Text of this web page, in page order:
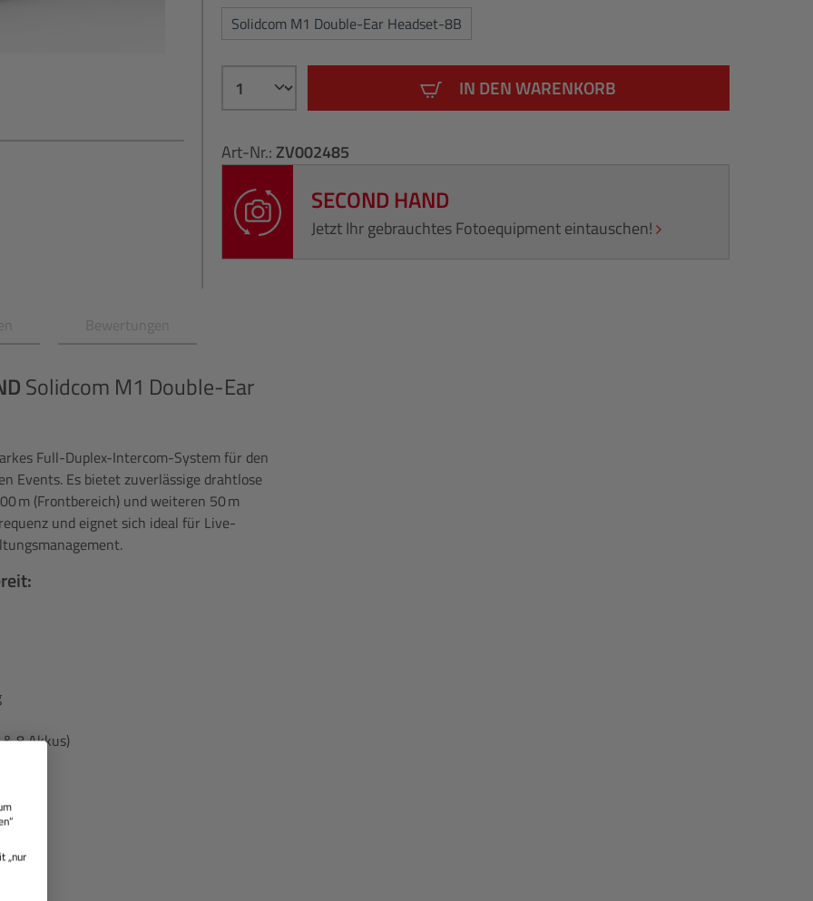
Solidcom M1 Double-Ear Headset-8B
IN DEN WARENKORB
Art-Nr.: ZV002485
SECOND HAND
Jetzt Ihr gebrauchtes Fotoequipment eintauschen!
Bewertungen
Solidcom M1 Double-Ear
Full-Duplex-Intercom-System für den
Events. Es bietet zuverlässige drahtlose
m (Frontbereich) und weiteren 50 m
und eignet sich ideal für Live-
8 Akkus)
„nur